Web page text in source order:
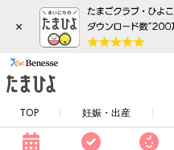
×
TOP 妊娠・出産